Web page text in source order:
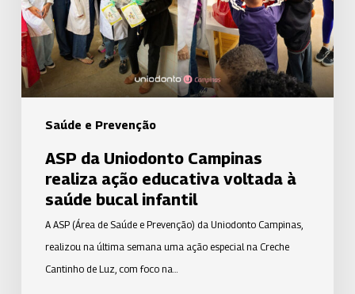
Saúde e Prevenção
ação
educativa
voltada
à
saúde
bucal
ASP da Uniodonto Campinas
realiza ação educativa voltada à
saúde bucal infantil
A ASP (Área de Saúde e Prevenção) da Uniodonto Campinas,
realizou na última semana uma ação especial na Creche
Cantinho de Luz, com foco na…